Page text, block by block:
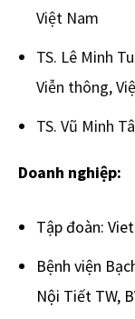
Việt Nam
TS. Lê Minh
Viễn thông,
TS. Vũ Minh
Doanh nghiệp:
Tập đoàn:
Bệnh viện
Nội Tiết TW,